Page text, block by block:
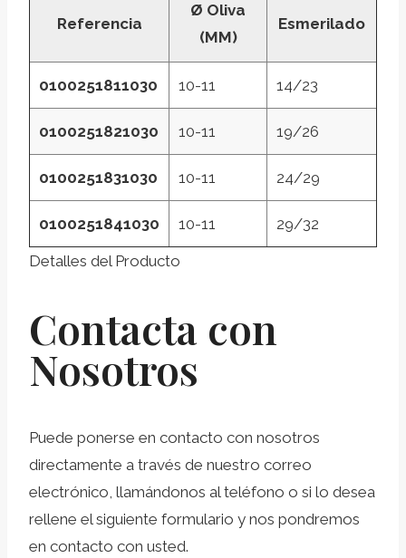
Referencia
Ø Oliva
(MM)
Esmerilado
0100251811030 10-11 14/23
0100251821030 10-11 19/26
0100251831030 10-11 24/29
0100251841030 10-11 29/32
Detalles del Producto
Contacta con
Nosotros
Puede ponerse en contacto con nosotros
directamente a través de nuestro correo
electrónico, llamándonos al teléfono o si lo desea
rellene el siguiente formulario y nos pondremos
en contacto con usted.